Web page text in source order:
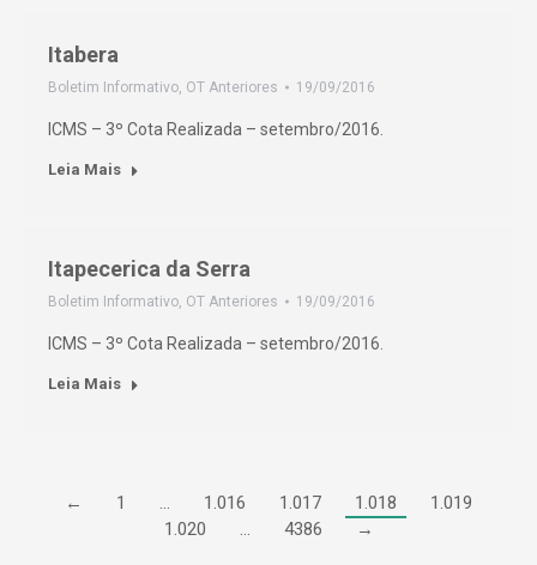
Itabera
Boletim Informativo, OT Anteriores 19/09/2016
ICMS – 3º Cota Realizada – setembro/2016.
Leia Mais
Itapecerica da Serra
Boletim Informativo, OT Anteriores 19/09/2016
ICMS – 3º Cota Realizada – setembro/2016.
Leia Mais
← 1 … 1.016 1.017 1.018
1.019
1.020
… 4386 →